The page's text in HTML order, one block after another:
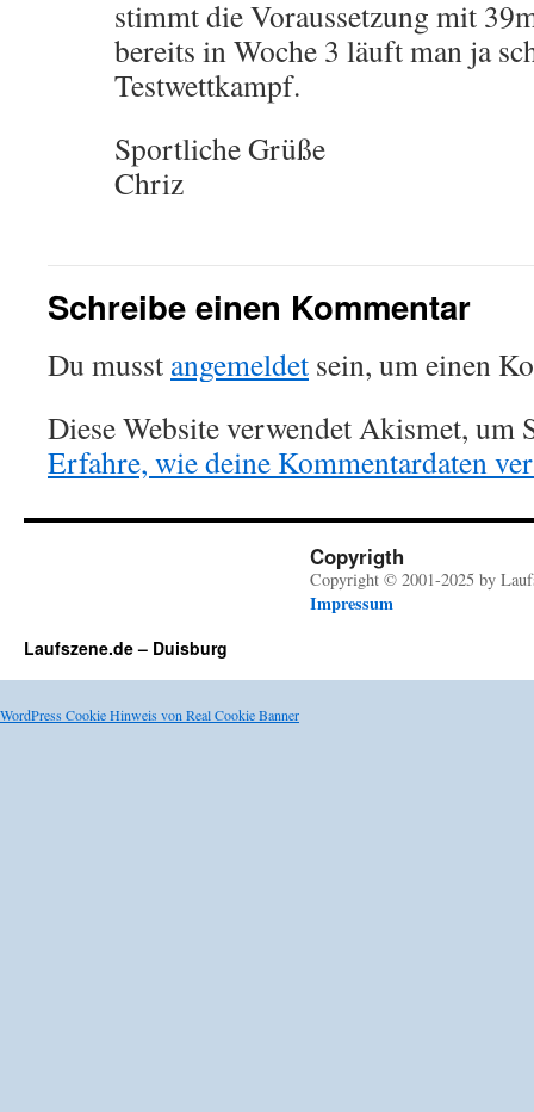
stimmt die Voraussetzung mit
bereits in Woche 3 läuft man ja
Testwettkampf.
Sportliche Grüße
Chriz
Schreibe einen Kommentar
Du musst angemeldet sein, um einen
Diese Website verwendet Akismet, um
Erfahre, wie deine Kommentardaten
Copyrigth
Copyright © 2001-2025 by
Impressum
Laufszene.de – Duisburg
WordPress Cookie Hinweis von Real Cookie Banner